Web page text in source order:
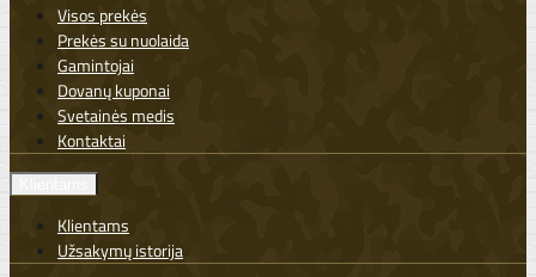
Visos prekės
Prekės su nuolaida
Gamintojai
Dovanų kuponai
Svetainės medis
Kontaktai
Klientams
Užsakymų istorija